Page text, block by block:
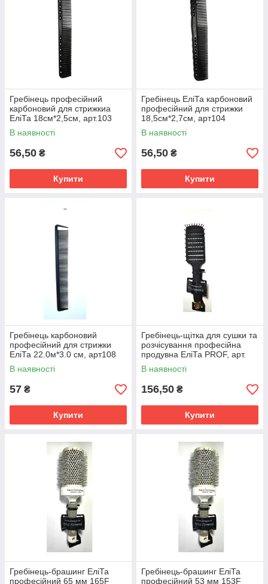
Гребінець професійний
карбоновий для стрижкиа
ЕліТа 18см*2,5см, арт.103
В наявності
56,50 ₴
Купити
Гребінець ЕліТа карбоновий
професійний для стрижки
18,5см*2,7см, арт104
В наявності
56,50 ₴
Купити
Гребінець карбоновий
професійний для стрижки
ЕліТа 22.0м*3.0 см, арт108
В наявності
57 ₴
Купити
Гребінець-щітка для сушки та
розчісування професійна
продувна ЕліТа PROF, арт.
VNSKL
В наявності
156,50 ₴
Купити
Гребінець-брашинг ЕліТа
професійний 65 мм 165F
Гребінець-брашинг ЕліТа
професійний 53 мм 153F